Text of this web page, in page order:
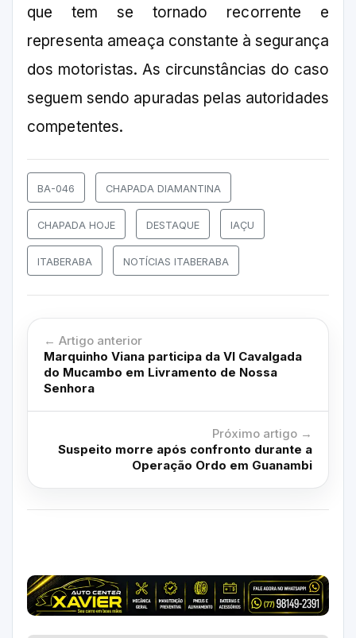
que tem se tornado recorrente e
representa ameaça constante à segurança
dos motoristas. As circunstâncias do caso
seguem sendo apuradas pelas autoridades
competentes.
BA-046 CHAPADA DIAMANTINA
CHAPADA HOJE DESTAQUE IAÇU
ITABERABA NOTÍCIAS ITABERABA
← Artigo anterior
Marquinho Viana participa da VI Cavalgada
do Mucambo em Livramento de Nossa
Senhora
Próximo artigo →
Suspeito morre após confronto durante a
Operação Ordo em Guanambi